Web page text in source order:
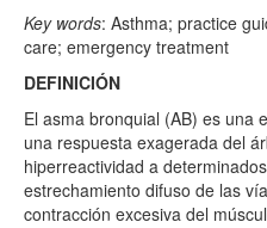
Key words: Asthma; practice
care; emergency treatment
DEFINICIÓN
El asma bronquial (AB) es una
una respuesta exagerada del
hiperreactividad a
estrechamiento difuso de las
contracción excesiva del